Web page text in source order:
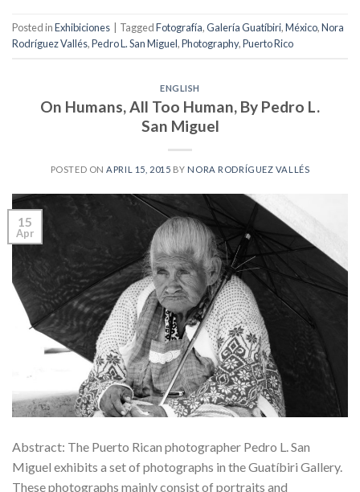
Posted inExhibiciones TaggedFotografía,Galería Guatíbiri,México,Nora
Rodríguez Vallés,Pedro L. San Miguel,Photography,Puerto Rico
ENGLISH
On Humans, All Too Human, By Pedro L.
San Miguel
POSTED ONAPRIL 15, 2015 BY NORA RODRÍGUEZ VALLÉS
15
Apr
Abstract: The Puerto Rican photographer Pedro L. San
Miguel exhibits a set of photographs in the Guatíbiri Gallery.
These photographs mainly consist of portraits and